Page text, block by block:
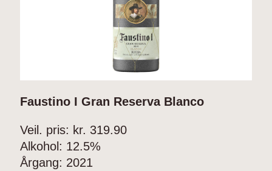
Faustino I Gran Reserva Blanco
Veil. pris: kr. 319.90
Alkohol: 12.5%
Årgang: 2021